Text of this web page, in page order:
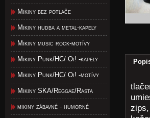
Mikiny bez potlače
Mikiny hudba a metal-kapely
Mikiny music rock-motívy
Mikiny Punk/HC/ Oi! -kapely
Mikiny Punk/HC/ Oi! -motívy
Mikiny SKA/Reggae/Rasta
mikiny zábavné - humorné